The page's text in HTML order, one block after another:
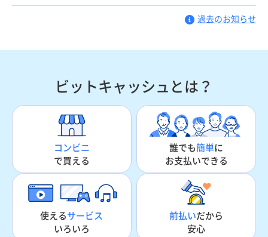
過去のお知らせ
ビットキャッシュとは？
コンビニ
で買える
誰でも簡単に
お支払いできる
使える サービス
いろいろ
前払いだから
安心